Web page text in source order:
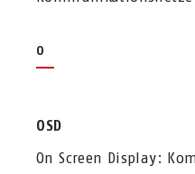
O
OSD
On Screen Display: